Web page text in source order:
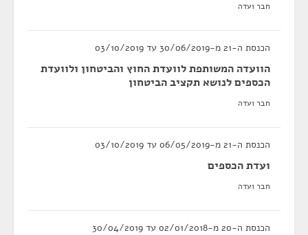
חבר ועדה
הכנסת ה-21 מ-30/06/2019 עד 03/10/2019
הוועדה המשותפת לוועדת החוץ והביטחון ולוועדת
הכספים לנושא תקציב הביטחון
חבר ועדה
הכנסת ה-21 מ-06/05/2019 עד 03/10/2019
ועדת הכספים
חבר ועדה
הכנסת ה-20 מ-02/01/2018 עד 30/04/2019